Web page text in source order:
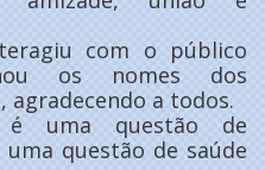
com o público
os nomes dos
agradecendo a todos.
é uma questão de
questão de saúde